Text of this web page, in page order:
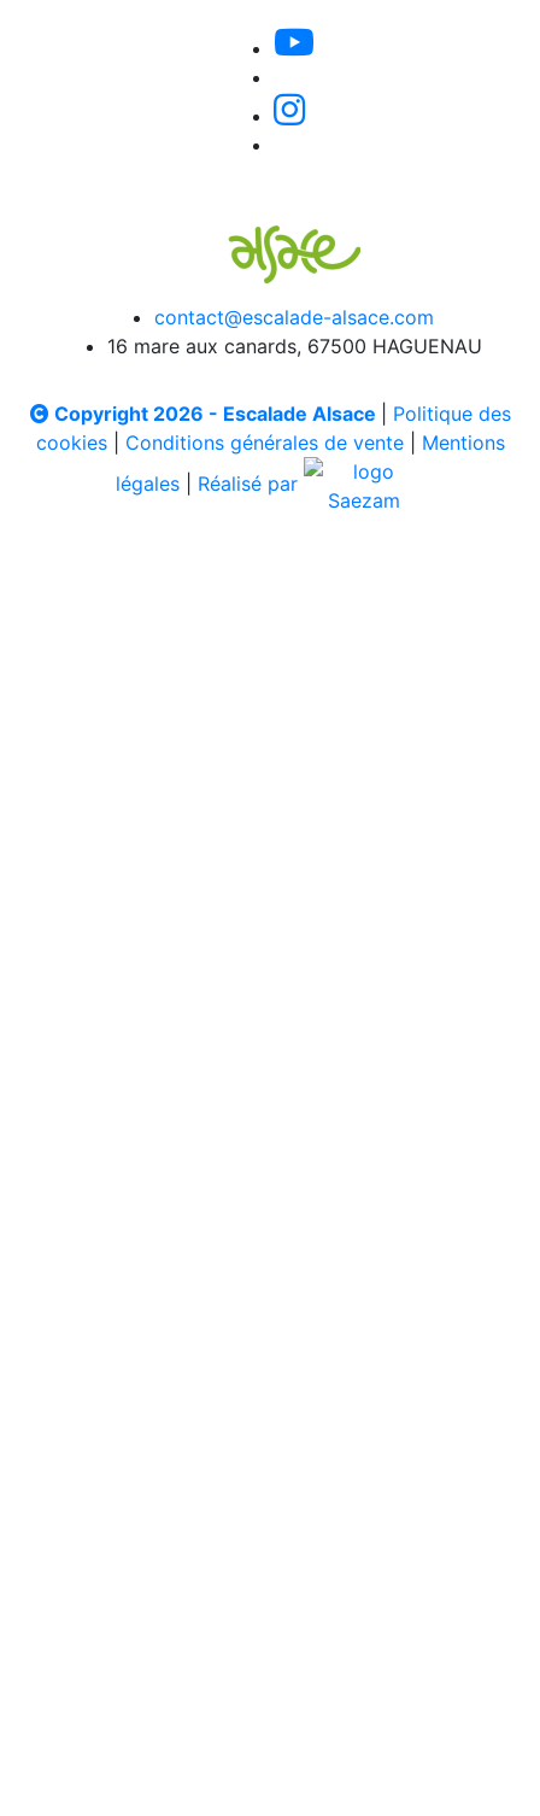
contact@escalade-alsace.com
16 mare aux canards, 67500 HAGUENAU
Copyright 2026 - Escalade Alsace
Politique des
cookies| Conditions générales de vente| Mentions
légales
Réalisé par